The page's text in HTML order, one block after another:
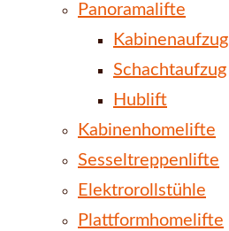
Panoramalifte
Kabinenaufzug
Schachtaufzug
Hublift
Kabinenhomelifte
Sesseltreppenlifte
Elektrorollstühle
Plattformhomelifte